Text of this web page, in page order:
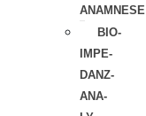
ANAMNESE
BIO-
IMPE­
DANZ-
ANA­